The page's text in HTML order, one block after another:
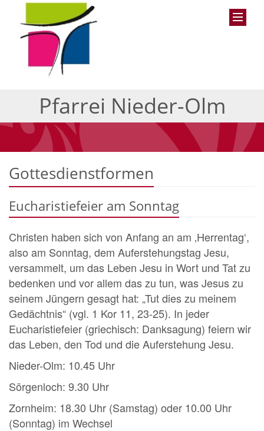
Pfarrei Nieder-Olm
Gottesdienstformen
Eucharistiefeier am Sonntag
Christen haben sich von Anfang an am ‚Herrentag‘,
also am Sonntag, dem Auferstehungstag Jesu,
versammelt, um das Leben Jesu in Wort und Tat zu
bedenken und vor allem das zu tun, was Jesus zu
seinem Jüngern gesagt hat: „Tut dies zu meinem
Gedächtnis“ (vgl. 1 Kor 11, 23-25). In jeder
Eucharistiefeier (griechisch: Danksagung) feiern wir
das Leben, den Tod und die Auferstehung Jesu.
Nieder-Olm: 10.45 Uhr
Sörgenloch: 9.30 Uhr
Zornheim: 18.30 Uhr (Samstag) oder 10.00 Uhr
(Sonntag) im Wechsel